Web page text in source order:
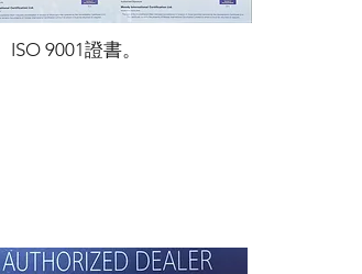
ISO 9001證書。